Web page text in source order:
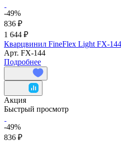
-49%
836 ₽
1 644 ₽
Кварцвинил FineFlex Light FX-
Арт. FX-144
Подробнее
Акция
Быстрый просмотр
-49%
836 ₽